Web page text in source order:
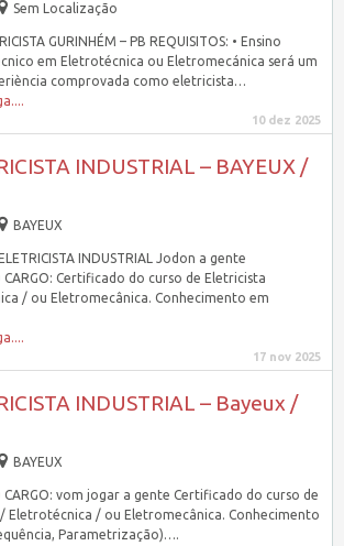
Sem Localização
GURINHÉM – PB REQUISITOS: • Ensino
em Eletrotécnica ou Eletromecánica será um
comprovada como eletricista…
10 dez 2025
INDUSTRIAL – BAYEUX /
BAYEUX
INDUSTRIAL Jodon a gente
CARGO: Certificado do curso de Eletricista
/ ou Eletromecânica. Conhecimento em
17 nov 2025
INDUSTRIAL – Bayeux /
BAYEUX
CARGO: vom jogar a gente Certificado do curso de
Eletrotécnica / ou Eletromecânica. Conhecimento
Parametrização)….